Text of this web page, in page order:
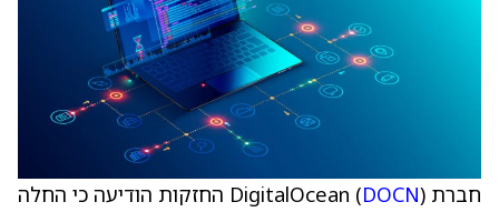
חברת DigitalOcean ( DOCN
) החזקות הודיעה כי החלה